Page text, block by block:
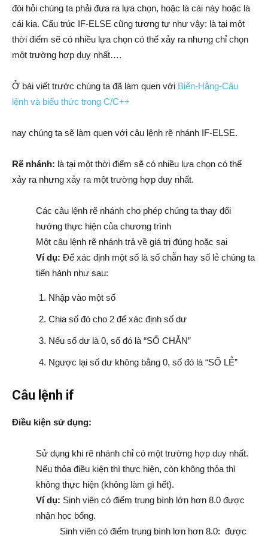
đòi hỏi chúng ta phải đưa ra lựa chọn, hoặc là cái này hoặc là
cái kia. Cấu trúc IF-ELSE cũng tương tự như vậy: là tại một
thời điểm sẽ có nhiều lựa chọn có thể xảy ra nhưng chỉ chọn
một trường hợp duy nhất….
Ở bài viết trước chúng ta đã làm quen với Biến-Hằng-Câu
lệnh và biểu thức trong C/C++
nay chúng ta sẽ làm quen với câu lệnh rẽ nhánh IF-ELSE.
Rẽ nhánh: là tại một thời điểm sẽ có nhiều lựa chọn có thể
xảy ra nhưng xảy ra một trường hợp duy nhất.
Các câu lệnh rẽ nhánh cho phép chúng ta thay đổi
hướng thực hiện của chương trình
Một câu lệnh rẽ nhánh trả về giá trị đúng hoặc sai
Ví dụ: Để xác định một số là số chẵn hay số lẻ chúng ta
tiến hành như sau:
Nhập vào một số
Chia số đó cho 2 để xác định số dư
Nếu số dư là 0, số đó là “SỐ CHẴN”
Ngược lại số dư không bằng 0, số đó là “SỐ LẺ”
Câu lệnh if
Điều kiện sử dụng:
Sử dụng khi rẽ nhánh chỉ có một trường hợp duy nhất.
Nếu thỏa điều kiện thì thực hiện, còn không thỏa thì
không thực hiện (không làm gì hết).
Ví dụ: Sinh viên có điểm trung bình lớn hơn 8.0 được
nhận học bổng.
Sinh viên có điểm trung bình lơn hơn 8.0: được